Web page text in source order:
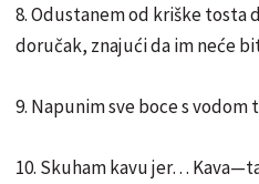
8. Odustanem od kriške tosta
doručak, znajući da im neće
9. Napunim sve boce s
10. Skuham kavu jer…